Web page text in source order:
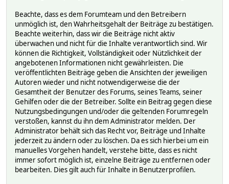
Beachte, dass es dem Forumteam und den Betreibern
unmöglich ist, den Wahrheitsgehalt der Beiträge zu bestätigen.
Beachte weiterhin, dass wir die Beiträge nicht aktiv
überwachen und nicht für die Inhalte verantwortlich sind. Wir
können die Richtigkeit, Vollständigkeit oder Nützlichkeit der
angebotenen Informationen nicht gewährleisten. Die
veröffentlichten Beiträge geben die Ansichten der jeweiligen
Autoren wieder und nicht notwendigerweise die der
Gesamtheit der Benutzer des Forums, seines Teams, seiner
Gehilfen oder die der Betreiber. Sollte ein Beitrag gegen diese
Nutzungsbedingungen und/oder die geltenden Forumregeln
verstoßen, kannst du ihn dem Administrator melden. Der
Administrator behält sich das Recht vor, Beiträge und Inhalte
jederzeit zu ändern oder zu löschen. Da es sich hierbei um ein
manuelles Vorgehen handelt, verstehe bitte, dass es nicht
immer sofort möglich ist, einzelne Beiträge zu entfernen oder
bearbeiten. Dies gilt auch für Inhalte in Benutzerprofilen.